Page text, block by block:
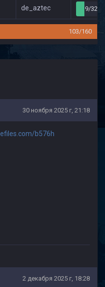
de_aztec 9/32
103/160
30 ноября 2025 г, 21:18
b576h
2 декабря 2025 г, 18:28